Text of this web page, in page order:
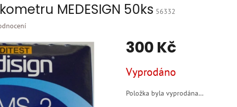
MEDESIGN 50ks 56332
300 Kč
cena:
Vyprodáno
Položka byla vyprodána…